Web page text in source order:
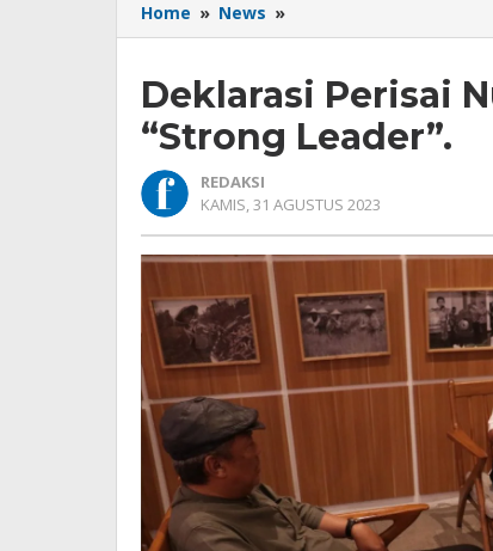
Home » News »
Perisai
Kita
membutuhkan
“Strong
Deklarasi Perisai
“Strong Leader”.
REDAKSI
KAMIS, 31 AGUSTUS 2023